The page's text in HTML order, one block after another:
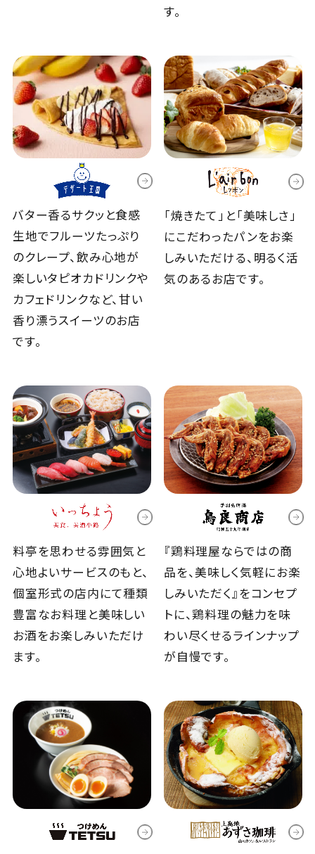
す。
バター香るサクッと食感
生地でフルーツたっぷり
のクレープ、飲み心地が
楽しいタピオカドリンクや
カフェドリンクなど、甘い
香り漂うスイーツのお店
です。
「焼きたて」と「美味しさ」
にこだわったパンをお楽
しみいただける、明るく活
気のあるお店です。
料亭を思わせる雰囲気と
心地よいサービスのもと、
個室形式の店内にて種類
豊富なお料理と美味しい
お酒をお楽しみいただけ
ます。
『鶏料理屋ならではの商
品を、美味しく気軽にお楽
しみいただく』をコンセプ
トに、鶏料理の魅力を味
わい尽くせるラインナップ
が自慢です。